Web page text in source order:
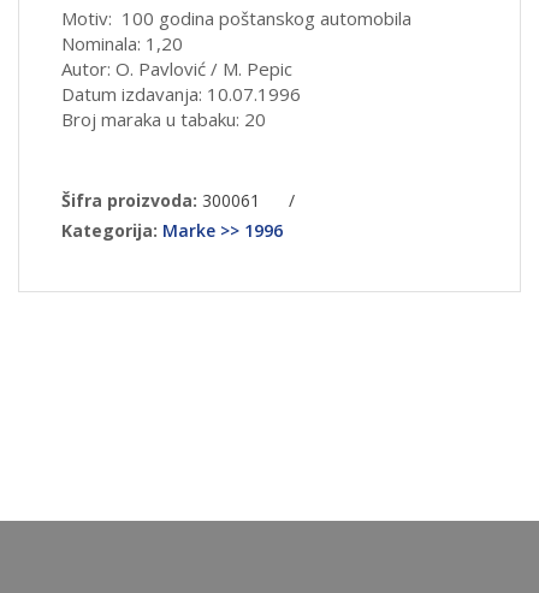
Motiv: 100 godina poštanskog automobila
Nominala: 1,20
Autor: O. Pavlović / M. Pepic
Datum izdavanja: 10.07.1996
Broj maraka u tabaku: 20
Šifra proizvoda: 300061
/
Kategorija: Marke >> 1996